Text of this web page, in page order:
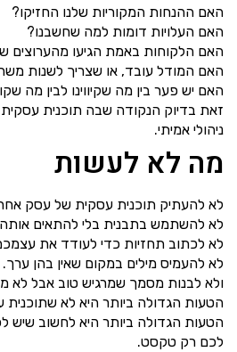
האם ההנחות המקוריות שלנו החזיקו?
האם העלויות דומות למה שחשבנו?
האם הלקוחות באמת הגיעו מהערוצים
האם המודל עובד, או שצריך לשנות
האם יש פער בין מה שקיווינו לבין מה
זאת בדיוק הנקודה שבה תוכנית עסקית
ניהולי אמיתי.
מה לא לעשות
לא להעתיק תוכנית עסקית של עסק
לא להשתמש בתבנית בלי להתאים
לא לכתוב תחזיות כדי לעודד את
לא להעמיס מילים במקום שאין בהן ערך.
ולא לבנות מסמך שמרגיש טוב אבל לא
הטעות הגדולה ביותר היא לא
הטעות הגדולה ביותר היא לחשוב שיש
לכם רק טקסט.